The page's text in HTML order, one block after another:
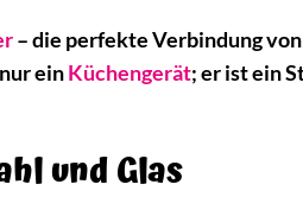
– die perfekte Verbindung
einKüchengerät; er ist ein
und Glas